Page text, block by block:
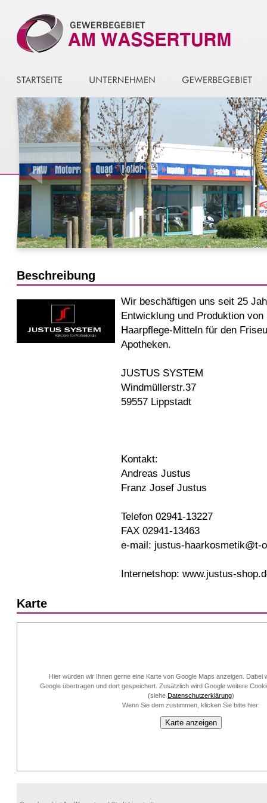
Beschreibung
Wir beschäftigen uns seit 25
Entwicklung und Produktion
Haarpflege-Mitteln für den
Apotheken.
JUSTUS SYSTEM
Windmüllerstr.37
59557 Lippstadt
Kontakt:
Andreas Justus
Franz Josef Justus
Telefon 02941-13227
FAX 02941-13463
e-mail: justus-haarkosmetik@t-
Internetshop: www.justus-
Karte
Hier würden wir Ihnen gerne eine Karte von Google Maps anzeigen. Dabei
Google übertragen und dort gespeichert. Zusätzlich wird Google weitere
(siehe Datenschutzerklärung)
Wenn Sie dem zustimmen, klicken Sie bitte hier:
Karte anzeigen